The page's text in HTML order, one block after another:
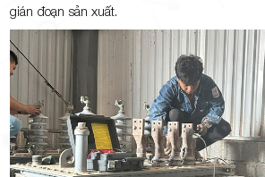
gián đoạn sản xuất.